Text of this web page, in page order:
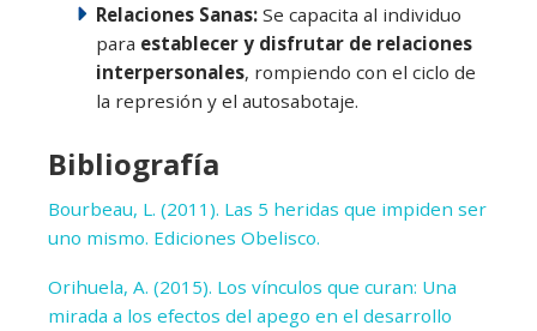
Relaciones Sanas: Se capacita al individuo
para establecer y disfrutar de relaciones
interpersonales, rompiendo con el ciclo de
la represión y el autosabotaje.
Bibliografía
Bourbeau, L. (2011). Las 5 heridas que impiden ser
uno mismo. Ediciones Obelisco.
Orihuela, A. (2015). Los vínculos que curan: Una
mirada a los efectos del apego en el desarrollo